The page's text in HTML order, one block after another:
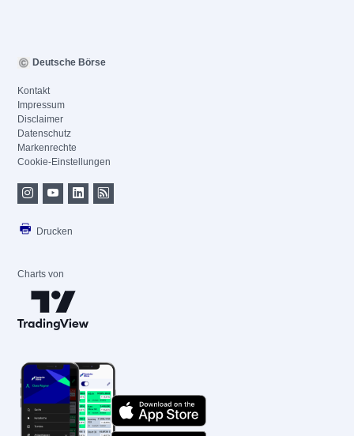
Deutsche Börse
Kontakt
Impressum
Disclaimer
Datenschutz
Markenrechte
Cookie-Einstellungen
Drucken
Charts von